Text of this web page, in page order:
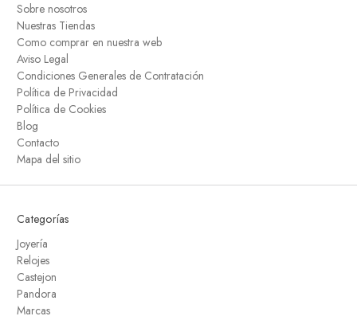
Sobre nosotros
Nuestras Tiendas
Como comprar en nuestra web
Aviso Legal
Condiciones Generales de Contratación
Política de Privacidad
Política de Cookies
Blog
Contacto
Mapa del sitio
Categorías
Joyería
Relojes
Castejon
Pandora
Marcas